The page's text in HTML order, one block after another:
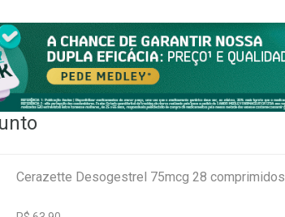
Cerazette Desogestrel 75mcg 28 comprimidos